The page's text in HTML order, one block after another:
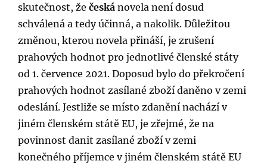
skutečnost, že česká novela není dosud
schválená a tedy účinná, a nakolik. Důležitou
změnou, kterou novela přináší, je zrušení
prahových hodnot pro jednotlivé členské státy
od 1. července 2021. Doposud bylo do překročení
prahových hodnot zasílané zboží daněno v zemi
odeslání. Jestliže se místo zdanění nachází v
jiném členském státě EU, je zřejmé, že na
povinnost danit zasílané zboží v zemi
konečného příjemce v jiném členském státě EU